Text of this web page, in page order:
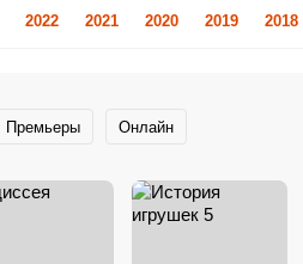
2022 2021 2020 2019 2018
Премьеры Онлайн